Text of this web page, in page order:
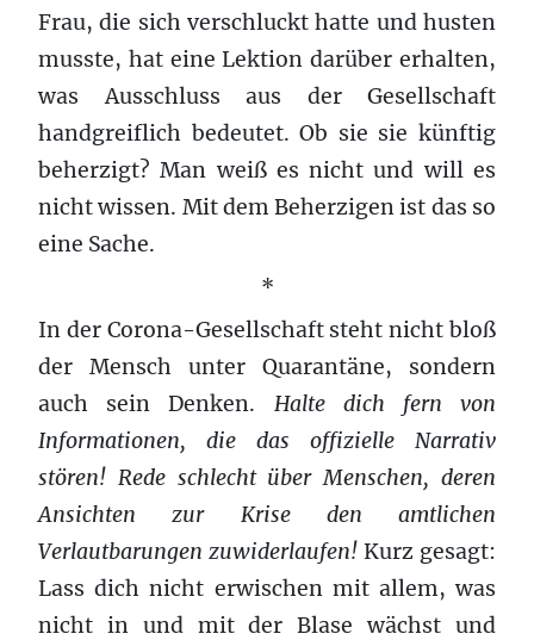
Frau, die sich verschluckt hatte und husten
musste, hat eine Lektion darüber erhalten,
was Ausschluss aus der Gesellschaft
handgreiflich bedeutet. Ob sie sie künftig
beherzigt? Man weiß es nicht und will es
nicht wissen. Mit dem Beherzigen ist das so
eine Sache.
*
In der Corona-Gesellschaft steht nicht bloß
der Mensch unter Quarantäne, sondern
auch sein Denken. Halte dich fern von
Informationen, die das offizielle Narrativ
stören! Rede schlecht über Menschen, deren
AnsichtenzurKrise den amtlichen
Verlautbarungen zuwiderlaufen! Kurz gesagt:
Lass dich nicht erwischen mit allem, was
nicht in und mit der Blase wächst und